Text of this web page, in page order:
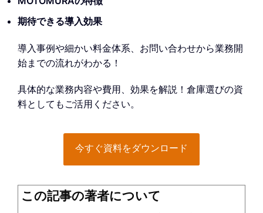
期待できる導入効果
導入事例や細かい料金体系、お問い合わせから業務開
始までの流れがわかる！
具体的な業務内容や費用、効果を解説！倉庫選びの資
料としてもご活用ください。
今すぐ資料をダウンロード
この記事の著者について